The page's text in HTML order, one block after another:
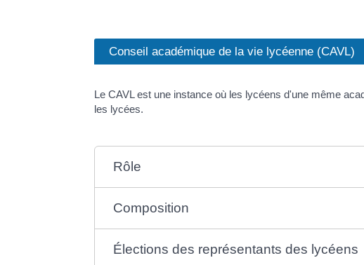
Conseil académique de la vie lycéenne (CAVL)
Le CAVL est une instance où les lycéens d'une même
les lycées.
Rôle
Composition
Élections des représentants des lycéens